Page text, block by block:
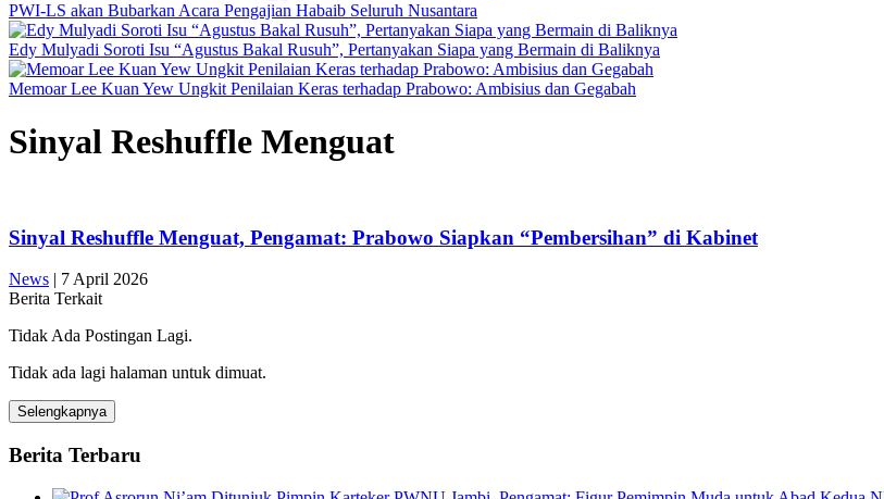
PWI-LS akan Bubarkan Acara Pengajian Habaib Seluruh Nusantara
Edy Mulyadi Soroti Isu “Agustus Bakal Rusuh”, Pertanyakan Siapa yang Bermain di Baliknya
Memoar Lee Kuan Yew Ungkit Penilaian Keras terhadap Prabowo: Ambisius dan Gegabah
Sinyal Reshuffle Menguat
Sinyal Reshuffle Menguat, Pengamat: Prabowo Siapkan “Pembersihan” di Kabinet
News | 7 April 2026
Berita Terkait
Tidak Ada Postingan Lagi.
Tidak ada lagi halaman untuk dimuat.
Selengkapnya
Berita Terbaru